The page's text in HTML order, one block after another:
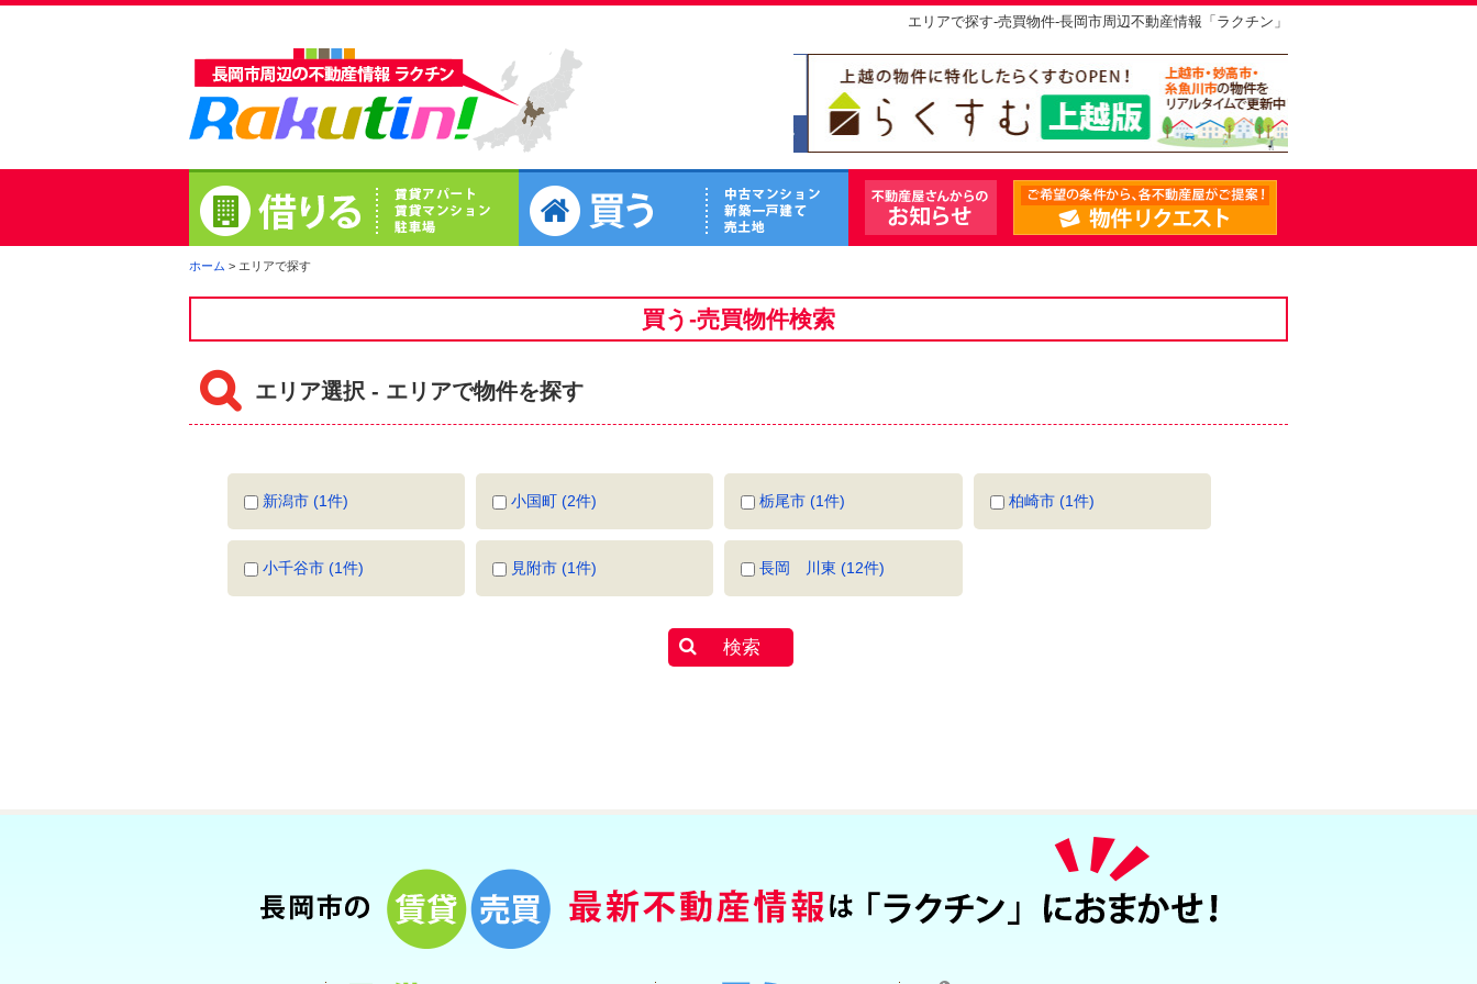
エリアで探す-売買物件-長岡市周辺不動産情報「ラクチン」
ラクチン
借りる 不動産屋さんからのお知らせ
ホーム > エリアで探す
買う-売買物件検索
エリア選択 - エリアで物件を探す
新潟市 (1件) 小国町 (2件) 栃尾市 (1件) 柏崎市 (1件)
小千谷市 (1件) 見附市 (1件) 長岡 川東 (12件)
検索